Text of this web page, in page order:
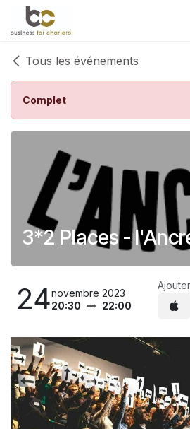
Se rendre au contenu
Tous les événements
Complet
3*2 Places -
24novembre 2023
20:30
22:00